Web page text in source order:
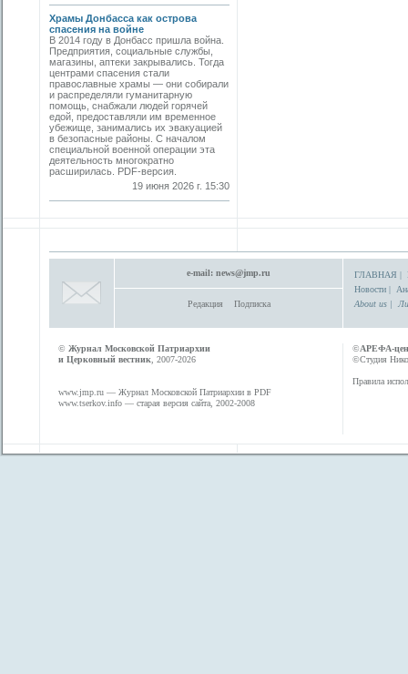
Храмы Донбасса как острова
спасения на войне
В 2014 году в Донбасс пришла война.
Предприятия, социальные службы,
магазины, аптеки закрывались. Тогда
центрами спасения стали
православные храмы — они собирали
и распределяли гуманитарную
помощь, снабжали людей горячей
едой, предоставляли им временное
убежище, занимались их эвакуацией
в безопасные районы. С началом
специальной военной операции эта
деятельность многократно
расширилась. PDF-версия.
19 июня 2026 г. 15:30
e-mail: news@jmp.ru
Редакция Подписка
ГЛАВНАЯ |
Новости |
About us |
© Журнал Московской Патриархии
и Церковный вестник , 2007-2026
www.jmp.ru — Журнал Московской Патриархии в PDF
www.tserkov.info — старая версия сайта, 2002-2008
©АРЕФА-
©Студия
Правила